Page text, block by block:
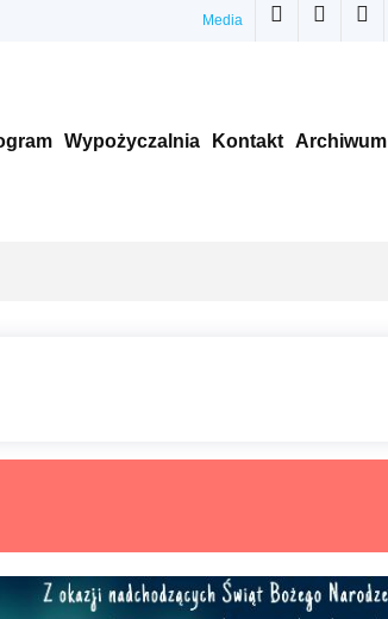
Media
Wypożyczalnia Kontakt Archiwum